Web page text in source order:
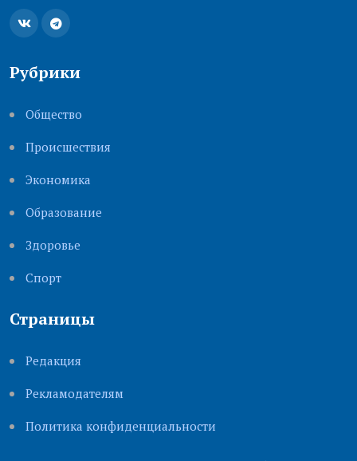
Рубрики
Общество
Происшествия
Экономика
Образование
Здоровье
Cпорт
Страницы
Редакция
Рекламодателям
Политика конфиденциальности